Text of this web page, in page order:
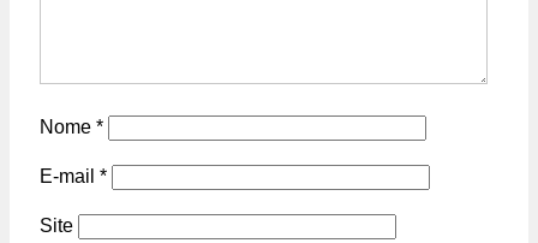
Nome *
E-mail *
Site